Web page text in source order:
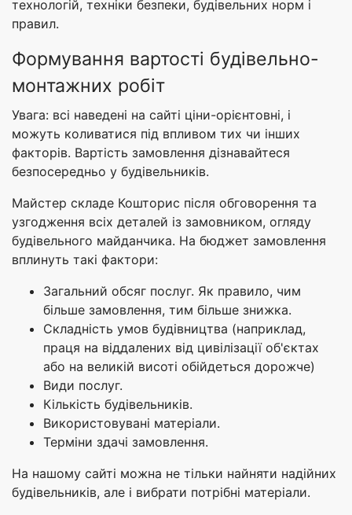
технологій, техніки безпеки, будівельних норм і
правил.
Формування вартості будівельно-
монтажних робіт
Увага: всі наведені на сайті ціни-орієнтовні, і
можуть коливатися під впливом тих чи інших
факторів. Вартість замовлення дізнавайтеся
безпосередньо у будівельників.
Майстер складе Кошторис після обговорення та
узгодження всіх деталей із замовником, огляду
будівельного майданчика. На бюджет замовлення
вплинуть такі фактори:
Загальний обсяг послуг. Як правило, чим
більше замовлення, тим більше знижка.
Складність умов будівництва (наприклад,
праця на віддалених від цивілізації об'єктах
або на великій висоті обійдеться дорожче)
Види послуг.
Кількість будівельників.
Використовувані матеріали.
Терміни здачі замовлення.
На нашому сайті можна не тільки найняти надійних
будівельників, але і вибрати потрібні матеріали.